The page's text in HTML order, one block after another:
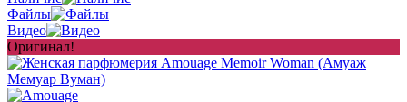
Файлы
Видео
Оригинал!